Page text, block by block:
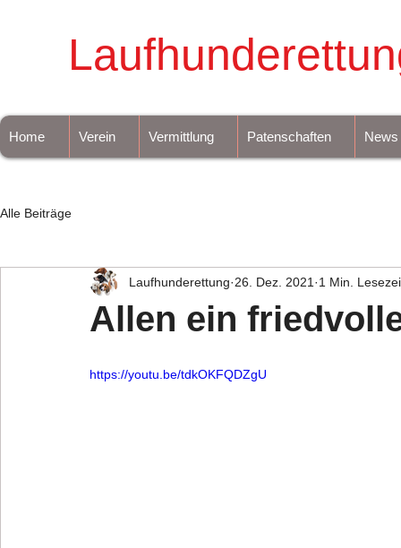
Home Verein Vermittlung Patenschaften News
Alle Beiträge
Allen ein
Laufhunderettung 26. Dez. 2021 1 Min.
https://youtu.be/tdkOKFQDZgU